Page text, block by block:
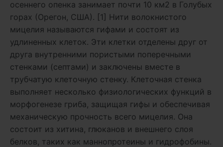
осеннего опенка занимает почти 10 км2 в Голубых
горах (Орегон, США). [1] Нити волокнистого
мицелия называются гифами и состоят из
удлиненных клеток. Эти клетки отделены друг от
друга внутренними пористыми поперечными
стенками (септами) и заключены вместе в
трубчатую клеточную стенку. Клеточная стенка
выполняет несколько физиологических функций в
морфогенезе гриба, защищая гифы и обеспечивая
механическую прочность всего мицелия. Она
состоит из хитина, глюканов и внешнего слоя
белков, таких как маннопротеины и гидрофобины.